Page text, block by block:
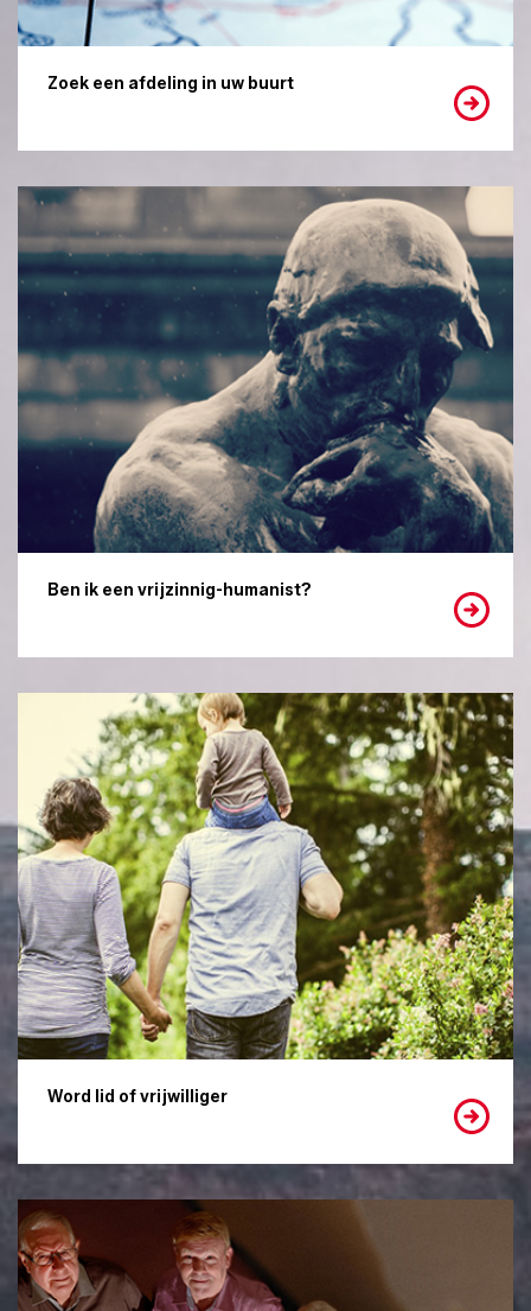
Zoek een afdeling in uw buurt
Ben ik een vrijzinnig-humanist?
Word lid of vrijwilliger